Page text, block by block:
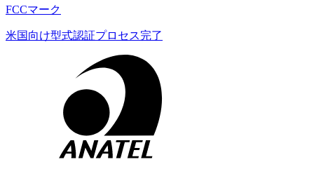
FCCマーク
米国向け型式認証プロセス完了